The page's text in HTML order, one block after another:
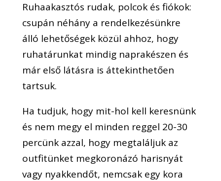
Ruhaakasztós rudak, polcok és fiókok:
csupán néhány a rendelkezésünkre
álló lehetőségek közül ahhoz, hogy
ruhatárunkat mindig naprakészen és
már első látásra is áttekinthetően
tartsuk.
Ha tudjuk, hogy mit-hol kell keresnünk
és nem megy el minden reggel 20-30
percünk azzal, hogy megtaláljuk az
outfitünket megkoronázó harisnyát
vagy nyakkendőt, nemcsak egy kora